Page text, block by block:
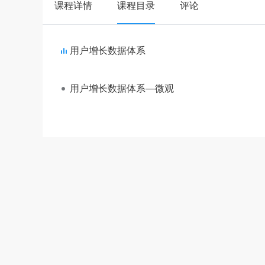
课程详情 课程目录 评论
用户增长数据体系
用户增长数据体系—微观